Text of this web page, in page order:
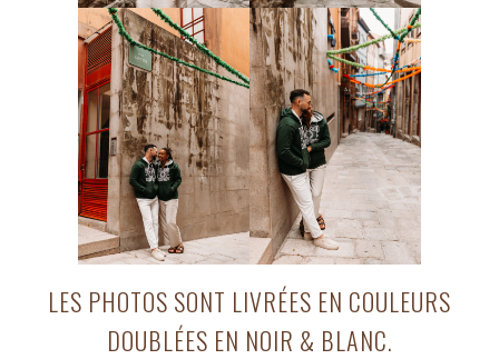
LES PHOTOS SONT LIVRÉES EN COULEURS
DOUBLÉES EN NOIR & BLANC.